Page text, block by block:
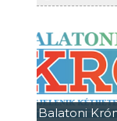
Balatoni